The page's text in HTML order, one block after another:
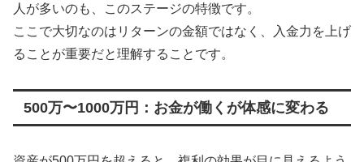
人が多いのも、このステージの特徴です。
ここで大切なのはリターンの金額ではなく、入金力を上げ
ることが重要だと理解することです。
500万〜1000万円：お金が働くが体感に変わる